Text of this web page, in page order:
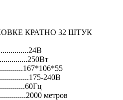
КРАТНО 32 ШТУК
240В
метров